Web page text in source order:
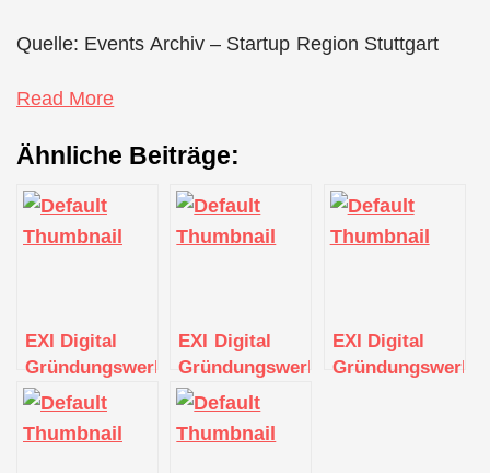
Quelle: Events Archiv – Startup Region Stuttgart
Read More
Ähnliche Beiträge:
EXI Digital
Gründungswerkstatt
EXI Digital
Gründungswerkstatt
EXI Digital